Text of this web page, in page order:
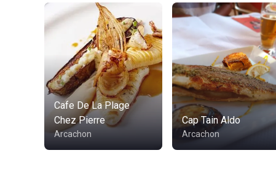
Cafe De La Plage
Chez Pierre
Arcachon
Cap Tain Aldo
Arcachon